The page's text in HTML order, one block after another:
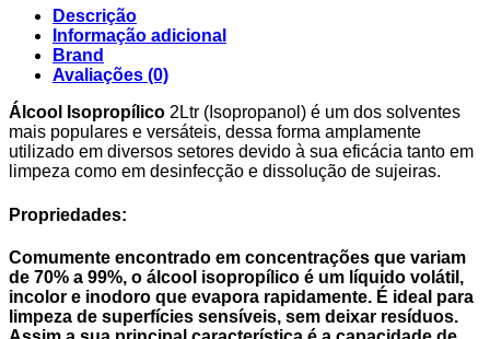
Descrição
Informação adicional
Brand
Avaliações (0)
Álcool Isopropílico 2Ltr (Isopropanol) é um dos solventes
mais populares e versáteis, dessa forma amplamente
utilizado em diversos setores devido à sua eficácia tanto em
limpeza como em desinfecção e dissolução de sujeiras.
Propriedades:
Comumente encontrado em concentrações que variam
de 70% a 99%, o álcool isopropílico é um líquido volátil,
incolor e inodoro que evapora rapidamente. É ideal para
limpeza de superfícies sensíveis, sem deixar resíduos.